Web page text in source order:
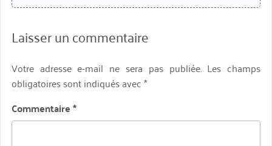
Laisser un commentaire
Votre adresse e-mail ne sera pas publiée. Les champs
obligatoires sont indiqués avec*
Commentaire*